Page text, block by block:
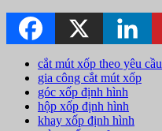
cắt mút xốp theo yêu cầu
gia công cắt mút xốp
góc xốp định hình
hộp xốp định hình
khay xốp định hình